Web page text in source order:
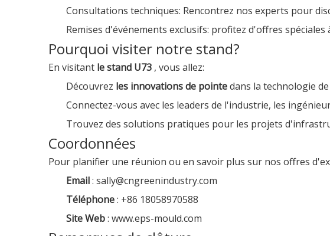
Consultations techniques: Rencontrez nos experts pour
Remises d'événements exclusifs: profitez d'offres
Pourquoi visiter notre stand?
En visitant le stand U73 , vous allez:
Découvrez les innovations de pointedans la technologie
Connectez-vous avec les leaders de l'industrie, les
Trouvez des solutions pratiques pour les projets
Coordonnées
Pour planifier une réunion ou en savoir plus sur nos offres
Email: sally@cngreenindustry.com
Téléphone: +86 18058970588
Site Web: www.eps-mould.com